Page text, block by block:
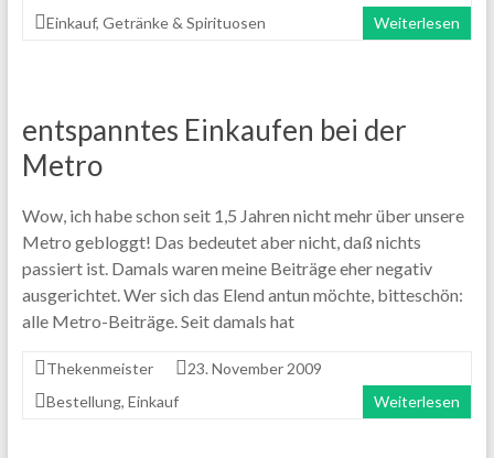
Einkauf, Getränke & Spirituosen Weiterlesen
entspanntes Einkaufen bei der
Metro
Wow, ich habe schon seit 1,5 Jahren nicht mehr über unsere
Metro gebloggt! Das bedeutet aber nicht, daß nichts
passiert ist. Damals waren meine Beiträge eher negativ
ausgerichtet. Wer sich das Elend antun möchte, bitteschön:
alle Metro-Beiträge. Seit damals hat
Thekenmeister
23. November 2009
Bestellung, Einkauf Weiterlesen